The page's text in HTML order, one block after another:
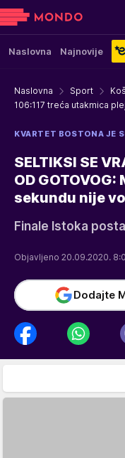
Naslovna Najnovije
Naslovna Sport
106:117 treća utakmica
KVARTET BOSTONA JE
SELTIKSI SE
OD
sekundu nije
Finale Istoka
Objavljeno 20.09.2020.
Dodajte